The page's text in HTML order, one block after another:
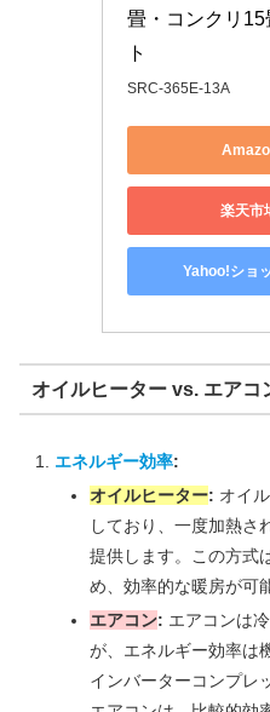
畳・コンクリ15
ト
SRC-365E-13A
楽天市
Yahoo!ショ
オイルヒーター vs. エアコ
エネルギー効率:
オイルヒーター: オイ
しており、一度加熱さ
提供します。この方式
め、効率的な暖房が可
エアコン: エアコンは
が、エネルギー効率は
インバーターコンプレ